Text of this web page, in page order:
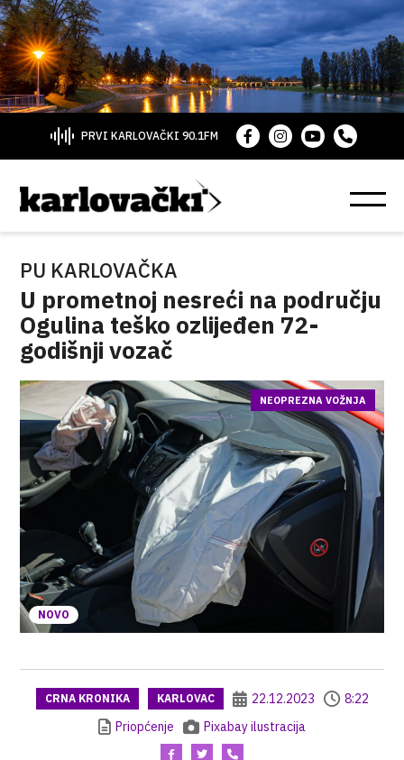
PRVI KARLOVAČKI 90.1FM
PU KARLOVAČKA
U prometnoj nesreći na području
Ogulina teško ozlijeđen 72-
godišnji vozač
NOVO
NEOPREZNA VOŽNJA
CRNA KRONIKA KARLOVAC 22.12.2023
8:22
Priopćenje
Pixabay ilustracija